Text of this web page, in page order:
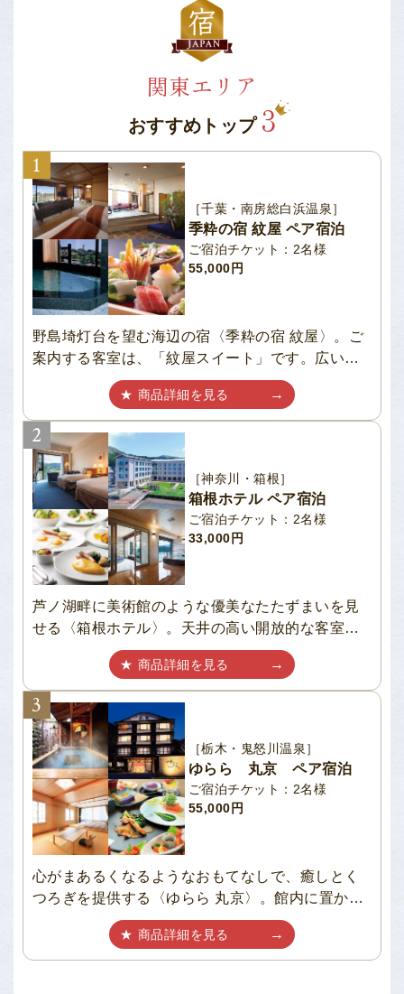
関東エリア
おすすめトップ 3
［千葉・南房総白浜温泉］
季粋の宿 紋屋 ペア宿泊
ご宿泊チケット：2名様
55,000円
野島埼灯台を望む海辺の宿〈季粋の宿 紋屋〉。ご
案内する客室は、「紋屋スイート」です。広い窓
からの南房総の雄大な海の眺望は圧巻。落...
商品詳細を見る
［神奈川・箱根］
箱根ホテル ペア宿泊
ご宿泊チケット：2名様
33,000円
芦ノ湖畔に美術館のような優美なたたずまいを見
せる〈箱根ホテル〉。天井の高い開放的な客室か
らは、芦ノ湖の真正面では...
商品詳細を見る
［栃木・鬼怒川温泉］
ゆらら 丸京 ペア宿泊
ご宿泊チケット：2名様
55,000円
心がまあるくなるようなおもてなしで、癒しとく
つろぎを提供する〈ゆらら 丸京〉。館内に置かれ
た炭のオブジェや...
商品詳細を見る